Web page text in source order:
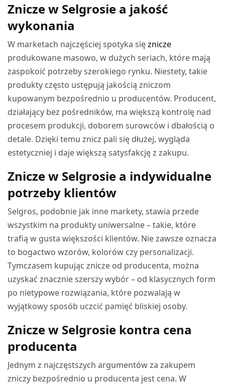
Znicze w Selgrosie a jakość
wykonania
W marketach najczęściej spotyka sięznicze
produkowane masowo, w dużych seriach, które mają
zaspokoić potrzeby szerokiego rynku. Niestety, takie
produkty często ustępują jakością zniczom
kupowanym bezpośrednio u producentów. Producent,
działający bez pośredników, ma większą kontrolę nad
procesem produkcji, doborem surowców i dbałością o
detale. Dzięki temu znicz pali się dłużej, wygląda
estetyczniej i daje większą satysfakcję z zakupu.
Znicze w Selgrosie a indywidualne
potrzeby klientów
Selgros, podobnie jak inne markety, stawia przede
wszystkim na produkty uniwersalne – takie, które
trafią w gusta większości klientów. Nie zawsze oznacza
to bogactwo wzorów, kolorów czy personalizacji.
Tymczasem kupując znicze od producenta, można
uzyskać znacznie szerszy wybór – od klasycznych form
po nietypowe rozwiązania, które pozwalają w
wyjątkowy sposób uczcić pamięć bliskiej osoby.
Znicze w Selgrosie kontra cena
producenta
Jednym z najczęstszych argumentów za zakupem
zniczy bezpośrednio u producenta jest cena. W